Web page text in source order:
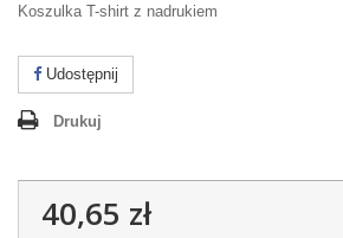
Koszulka T-shirt z nadrukiem
Udostępnij
Drukuj
40,65 zł